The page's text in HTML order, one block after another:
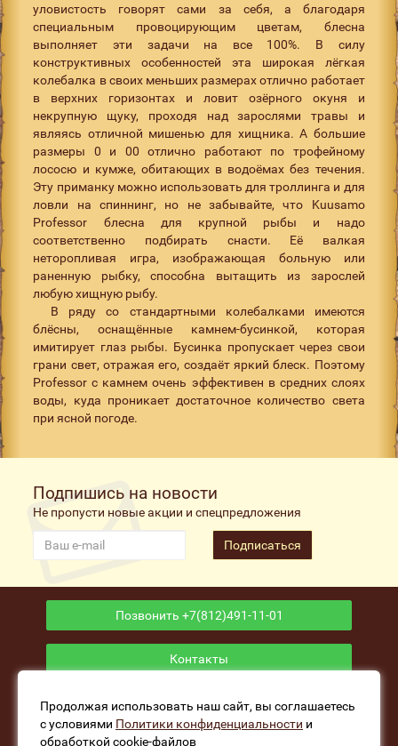
уловистость говорят сами за себя, а благодаря
специальным провоцирующим цветам, блесна
выполняет эти задачи на все 100%. В силу
конструктивных особенностей эта широкая лёгкая
колебалка в своих меньших размерах отлично работает
в верхних горизонтах и ловит озёрного окуня и
некрупную щуку, проходя над зарослями травы и
являясь отличной мишенью для хищника. А большие
размеры 0 и 00 отлично работают по трофейному
лососю и кумже, обитающих в водоёмах без течения.
Эту приманку можно использовать для троллинга и для
ловли на спиннинг, но не забывайте, что Kuusamo
Professor блесна для крупной рыбы и надо
соответственно подбирать снасти. Её валкая
неторопливая игра, изображающая больную или
раненную рыбку, способна вытащить из зарослей
любую хищную рыбу.
В ряду со стандартными колебалками имеются
блёсны, оснащённые камнем-бусинкой, которая
имитирует глаз рыбы. Бусинка пропускает через свои
грани свет, отражая его, создаёт яркий блеск. Поэтому
Professor с камнем очень эффективен в средних слоях
воды, куда проникает достаточное количество света
при ясной погоде.
Подпишись на новости
Не пропусти новые акции и спецпредложения
Подписаться
Позвонить +7(812)491-11-01
Контакты
Приложение
Продолжая использовать наш сайт, вы соглашаетесь
с условиями Политики конфиденциальности и
обработкой cookie-файлов